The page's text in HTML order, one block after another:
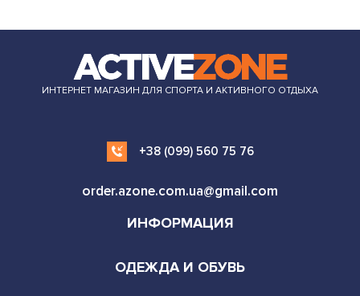
ИНТЕРНЕТ МАГАЗИН ДЛЯ СПОРТА И АКТИВНОГО ОТДЫХА
+38 (099) 560 75 76
order.azone.com.ua@gmail.com
ИНФОРМАЦИЯ
ОДЕЖДА И ОБУВЬ